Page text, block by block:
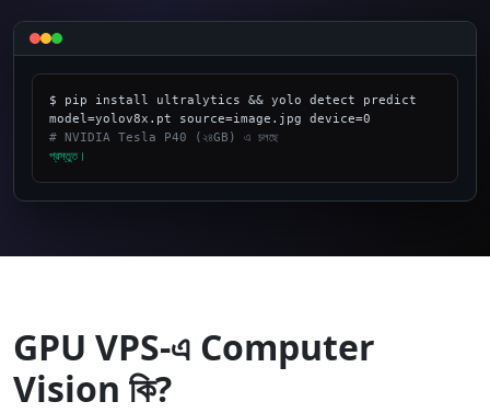
$ pip install ultralytics && yolo detect predict
# NVIDIA Tesla P40 (২৪GB) এ চলছে
প্রস্তুত।
GPU VPS-এ Computer
Vision কি?